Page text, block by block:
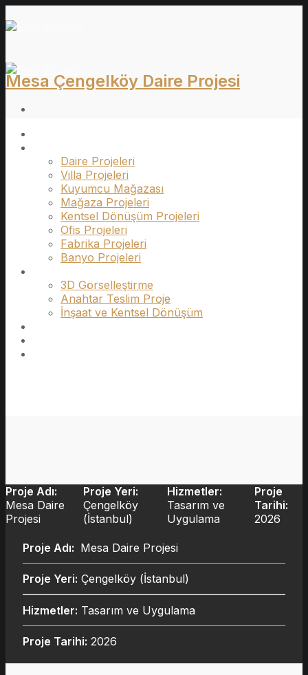
atla
Daire Projeleri
Villa Projeleri
Kuyumcu Mağazası
Mağaza Projeleri
Kentsel Dönüşüm Projeleri
Ofis Projeleri
Fabrika Projeleri
Banyo Projeleri
3D Görselleştirme
Anahtar Teslim Proje
İnşaat ve Kentsel Dönüşüm
Mesa Çengelköy Daire Projesi
Proje Adı:
Mesa Daire
Projesi
Proje Yeri:
Çengelköy
(İstanbul)
Hizmetler:
Tasarım ve
Uygulama
Proje
Tarihi:
2026
Proje Adı: Mesa Daire Projesi
Proje Yeri: Çengelköy (İstanbul)
Hizmetler: Tasarım ve Uygulama
Proje Tarihi: 2026